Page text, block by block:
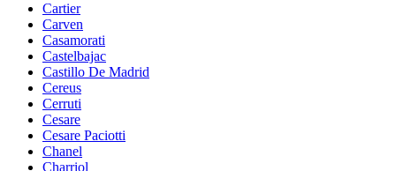
Cartier
Carven
Casamorati
Castelbajac
Castillo De Madrid
Cereus
Cerruti
Cesare
Cesare Paciotti
Chanel
Charriol